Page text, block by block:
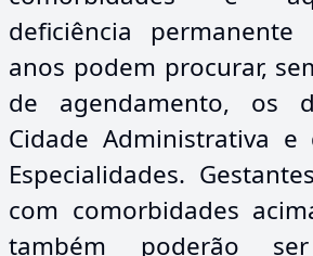
deficiência
anos podem procurar,
de agendamento, os
Cidade Administrativa
Especialidades.
com comorbidades
também poderão